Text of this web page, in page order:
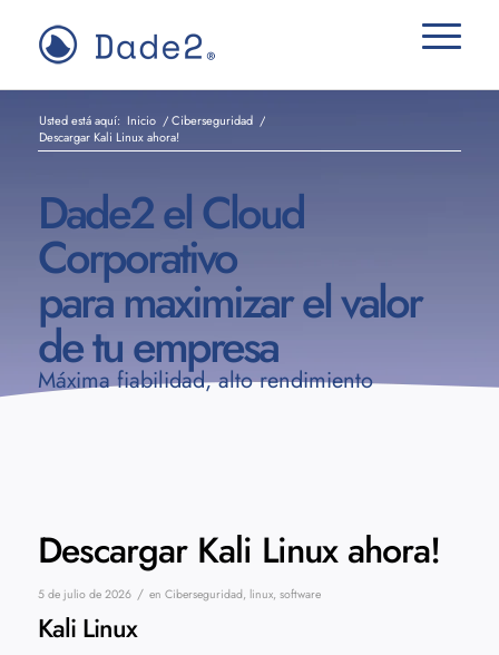
Usted está aquí: Inicio /Ciberseguridad /
Descargar Kali Linux ahora!
Dade2 el Cloud
Corporativo
para maximizar el valor
de tu empresa
Máxima fiabilidad, alto rendimiento
Descargar Kali Linux ahora!
5 de julio de 2026 / en Ciberseguridad, linux, software
Kali Linux